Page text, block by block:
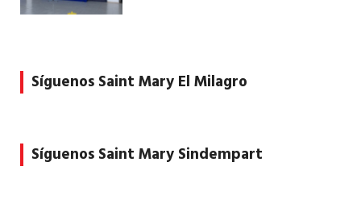
Síguenos Saint Mary El Milagro
Síguenos Saint Mary Sindempart